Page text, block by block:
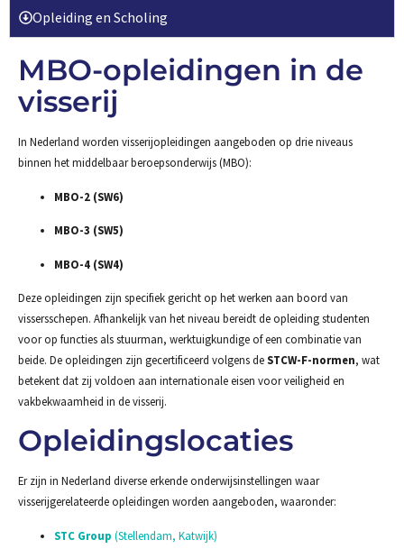
Opleiding en Scholing
MBO-opleidingen in de
visserij
In Nederland worden visserijopleidingen aangeboden op drie niveaus
binnen het middelbaar beroepsonderwijs (MBO):
MBO-2 (SW6)
MBO-3 (SW5)
MBO-4 (SW4)
Deze opleidingen zijn specifiek gericht op het werken aan boord van
vissersschepen. Afhankelijk van het niveau bereidt de opleiding studenten
voor op functies als stuurman, werktuigkundige of een combinatie van
beide. De opleidingen zijn gecertificeerd volgens deSTCW-F-normen, wat
betekent dat zij voldoen aan internationale eisen voor veiligheid en
vakbekwaamheid in de visserij.
Opleidingslocaties
Er zijn in Nederland diverse erkende onderwijsinstellingen waar
visserijgerelateerde opleidingen worden aangeboden, waaronder:
STC Group (Stellendam, Katwijk)